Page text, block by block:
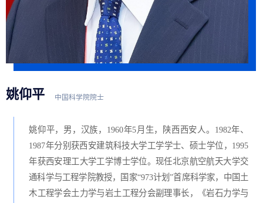
姚仰平 中国科学院院士
姚仰平，男，汉族，1960年5月生，陕西西安人。1982年、
1987年分别获西安建筑科技大学工学学士、硕士学位，1995
年获西安理工大学工学博士学位。现任北京航空航天大学交
通科学与工程学院教授，国家“973计划”首席科学家，中国土
木工程学会土力学与岩土工程分会副理事长，《岩石力学与